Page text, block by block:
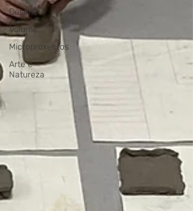
Deseño
Volume
Microproxectos
Arte e
Natureza